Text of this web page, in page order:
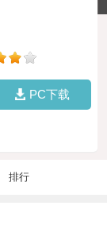
PC下载
排行